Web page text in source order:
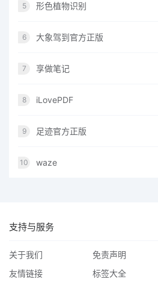
5 形色植物识别
6 大象驾到官方正版
7 享做笔记
8 iLovePDF
9 足迹官方正版
10 waze
支持与服务
关于我们 免责声明
友情链接
标签大全